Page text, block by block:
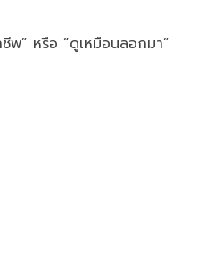
พ” หรือ “ดูเหมือนลอกมา”